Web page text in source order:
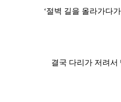
‘절벽 길을 올라가다
결국 다리가 저려서